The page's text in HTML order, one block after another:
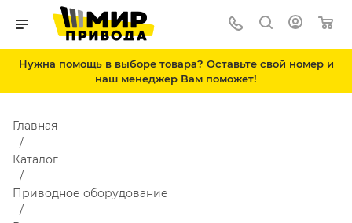
Нужна помощь в выборе товара? Оставьте свой номер и
наш менеджер Вам поможет!
Главная
Каталог
Приводное оборудование